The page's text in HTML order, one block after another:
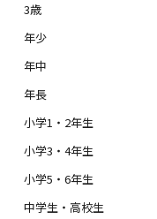
3歳
年少
年中
年長
小学1・2年生
小学3・4年生
小学5・6年生
中学生・高校生